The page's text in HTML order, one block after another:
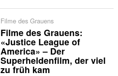
Filme des Grauens
Filme des Grauens:
«Justice League of
America» – Der
Superheldenfilm, der viel
zu früh kam